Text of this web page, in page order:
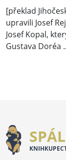
[překlad
upravili Josef
Josef Kopal,
Gustava Doréa